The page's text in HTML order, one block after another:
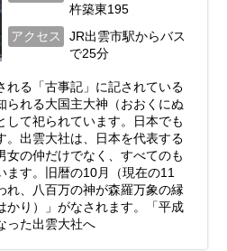
杵築東195
アクセス
JR出雲市駅からバス
で25分
れる「古事記」に記されている
られる大国主大神（おおくにぬ
して祀られています。日本でも
。出雲大社は、日本を代表する
女の仲だけでなく、すべてのも
ます。旧暦の10月（現在の11
れ、八百万の神が森羅万象の縁
かり）」がなされます。「平成
った出雲大社へ